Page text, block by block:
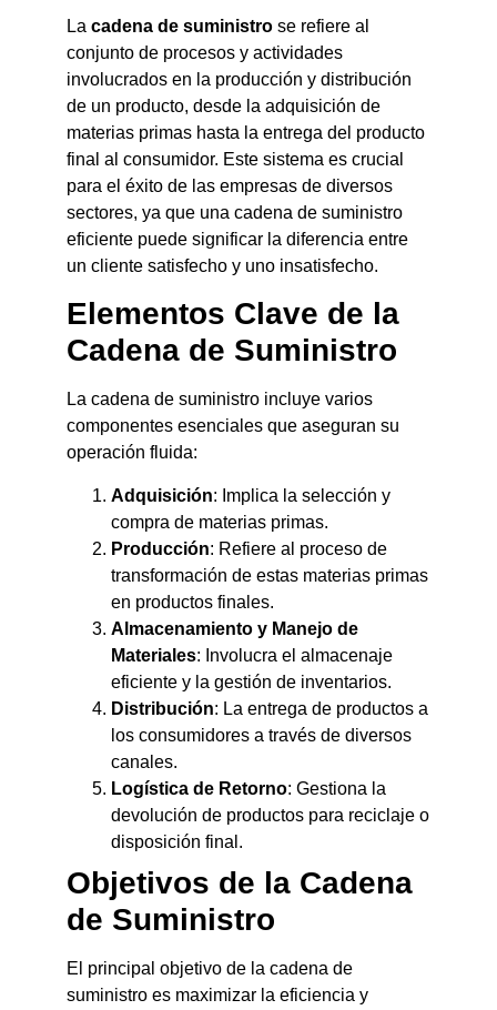
La cadena de suministro se refiere al
conjunto de procesos y actividades
involucrados en la producción y distribución
de un producto, desde la adquisición de
materias primas hasta la entrega del producto
final al consumidor. Este sistema es crucial
para el éxito de las empresas de diversos
sectores, ya que una cadena de suministro
eficiente puede significar la diferencia entre
un cliente satisfecho y uno insatisfecho.
Elementos Clave de la
Cadena de Suministro
La cadena de suministro incluye varios
componentes esenciales que aseguran su
operación fluida:
Adquisición: Implica la selección y
compra de materias primas.
Producción: Refiere al proceso de
transformación de estas materias primas
en productos finales.
Almacenamiento y Manejo de
Materiales: Involucra el almacenaje
eficiente y la gestión de inventarios.
Distribución: La entrega de productos a
los consumidores a través de diversos
canales.
Logística de Retorno: Gestiona la
devolución de productos para reciclaje o
disposición final.
Objetivos de la Cadena
de Suministro
El principal objetivo de la cadena de
suministro es maximizar la eficiencia y